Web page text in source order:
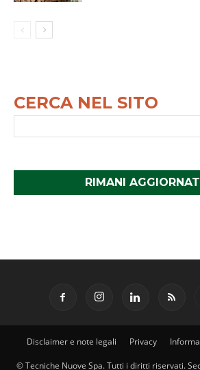
CERCA NEL SITO
RIMANI
Disclaimer e note legali Privacy
© Tecniche Nuove Spa. Tutti i diritti riservati.